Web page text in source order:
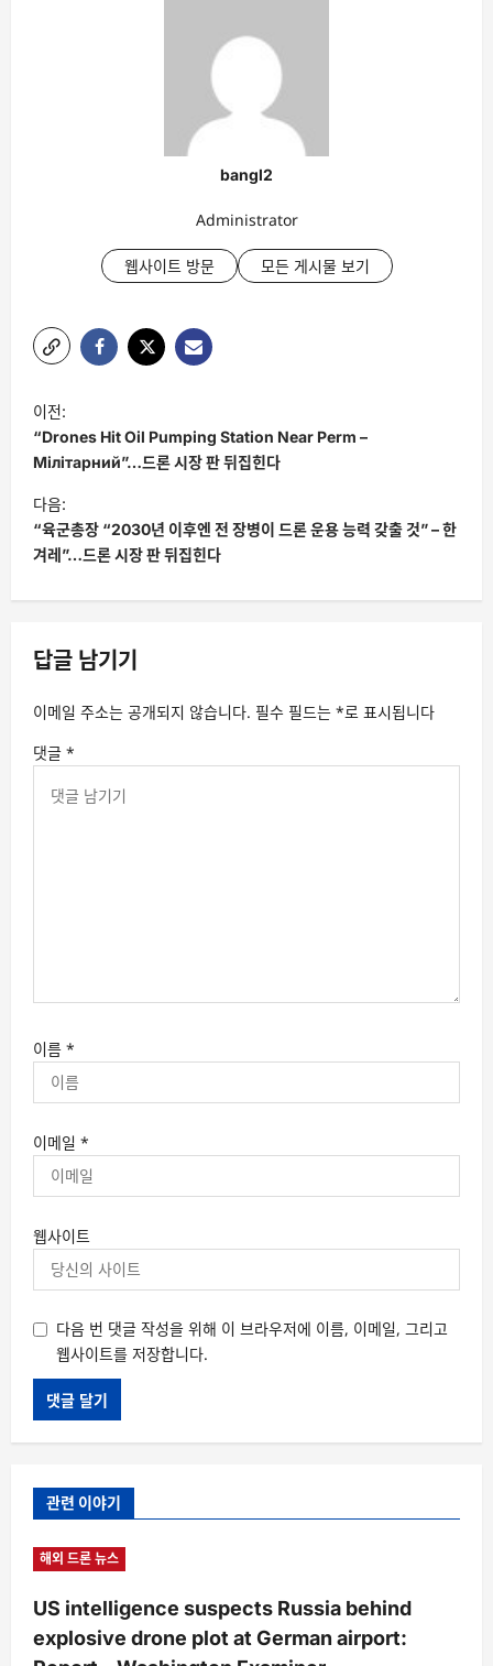
bangl2
Administrator
웹사이트 방문 모든 게시물 보기
글
탐
색
이전:
“Drones Hit Oil Pumping Station Near Perm –
Мілітарний”…드론 시장 판 뒤집힌다
다음:
“육군총장 “2030년 이후엔 전 장병이 드론 운용 능력 갖출 것” – 한
겨레”…드론 시장 판 뒤집힌다
답글 남기기
이메일 주소는 공개되지 않습니다. 필수 필드는 *로 표시됩니다
댓글 *
이름 *
이메일 *
웹사이트
다음 번 댓글 작성을 위해 이 브라우저에 이름, 이메일, 그리고
웹사이트를 저장합니다.
관련 이야기
해외 드론 뉴스
US intelligence suspects Russia behind
explosive drone plot at German airport: